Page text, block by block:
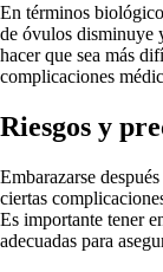
En términos
de óvulos disminuye
hacer que sea más
complicaciones
Riesgos y
Embarazarse
ciertas
Es importante tener
adecuadas para